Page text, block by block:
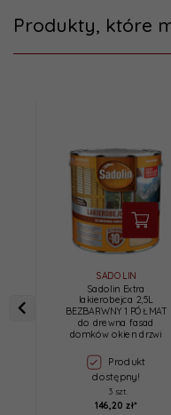
Produkty, które
SADOLIN
Sadolin Extra
lakierobejca 2,5L
BEZBARWNY 1 PÓŁMAT
do drewna fasad
domków okien drzwi
Produkt
dostępny!
3 szt.
146, 20 zł*